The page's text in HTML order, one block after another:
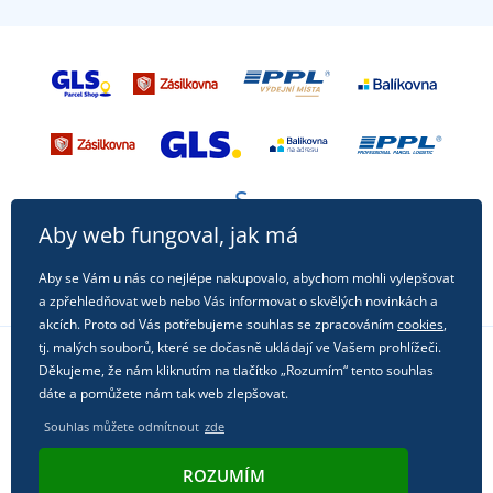
Sledujte nás na sociálních sítích
Aby web fungoval, jak má
Aby se Vám u nás co nejlépe nakupovalo, abychom mohli vylepšovat
a zpřehledňovat web nebo Vás informovat o skvělých novinkách a
akcích. Proto od Vás potřebujeme souhlas se zpracovánímcookies,
tj. malých souborů, které se dočasně ukládají ve Vašem prohlížeči.
Děkujeme, že nám kliknutím na tlačítko „Rozumím“ tento souhlas
dáte a pomůžete nám tak web zlepšovat.
Souhlas můžete odmítnout zde
ROZUMÍM